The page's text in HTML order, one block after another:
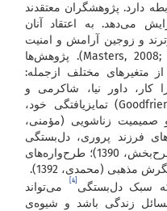
دارد. پژوهشگران معتقدند
می‌دهد. به اعتقاد آنان
و زوجین آرامش و امنیت
روانی بیشتری دارند (Masters, 2008; Byrd, 2009). پژوهش‌ها
از متغیرهای مختلف ازجمله:
داور نیا، شاکرمی و
محمدی،1394؛ Goodfriend & Agnew, 2008) تمایزیافتگی خود،
صمیمیت زناشویی (مؤمنی،
1395)؛ سبک‌های فرزند پروری، دل‌بستگی
(قنبری، حاتمی ورزنه، اسمعیلی و فرح‌بخش، 1390)؛ طرح‌واره‌های
مذهبی (محمدی، 1392).
سبک دل‌بستگی [4]
می‌تواند
زندگی باشد و شیوه‌ی